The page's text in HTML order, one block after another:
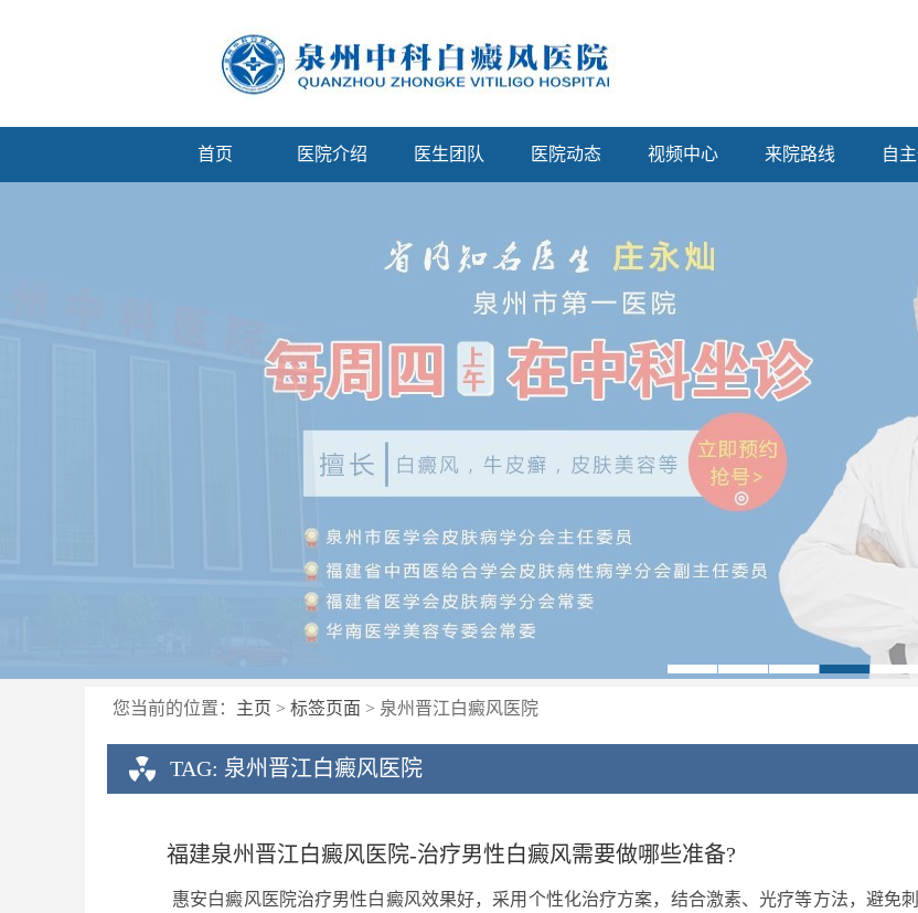
首页 医院介绍 医生团队 医院动态 视频中心 来院路线 自
您当前的位置： 主页 > 标签页面 > 泉州晋江白癜风医院
TAG: 泉州晋江白癜风医院
福建泉州晋江白癜风医院-治疗男性白癜风需要做哪些准备?
惠安白癜风医院治疗男性白癜风效果好，采用个性化治疗方案，结合激素、光疗等方法，避免